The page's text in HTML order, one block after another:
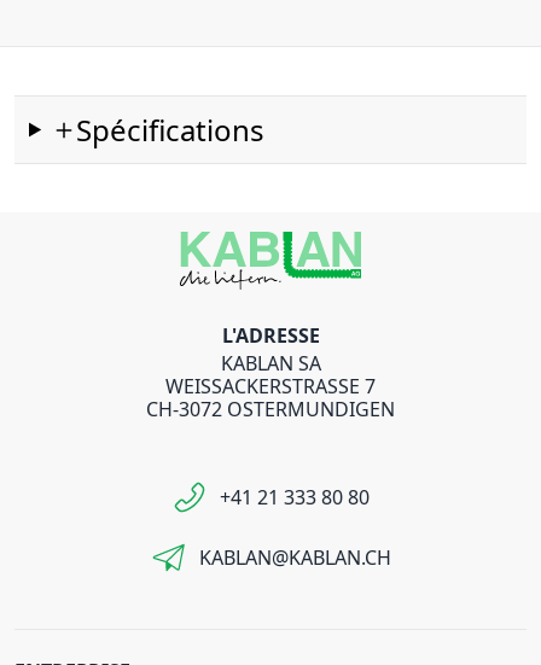
Spécifications
L'ADRESSE
KABLAN SA
WEISSACKERSTRASSE 7
CH-3072 OSTERMUNDIGEN
+41 21 333 80 80
KABLAN@KABLAN.CH